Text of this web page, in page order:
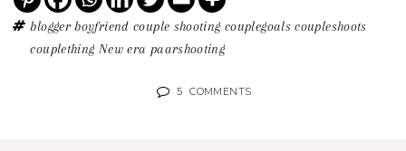
blogger boyfriend couple shooting couplegoals coupleshoots
couplething New era paarshooting
5 COMMENTS